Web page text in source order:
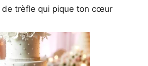
de trèfle qui pique ton cœur